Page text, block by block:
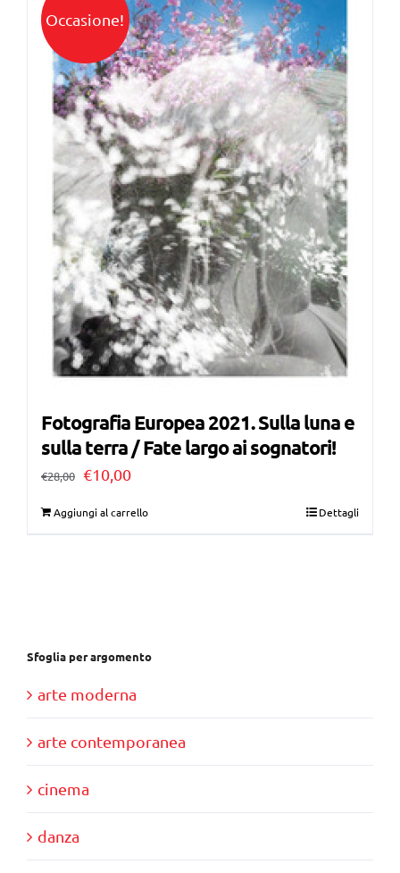
Occasione!
Fotografia Europea 2021. Sulla luna e
sulla terra / Fate largo ai sognatori!
€28,00 Il
€10,00Il
Aggiungi al carrello Dettagli
Sfoglia per argomento
arte moderna
arte contemporanea
cinema
danza